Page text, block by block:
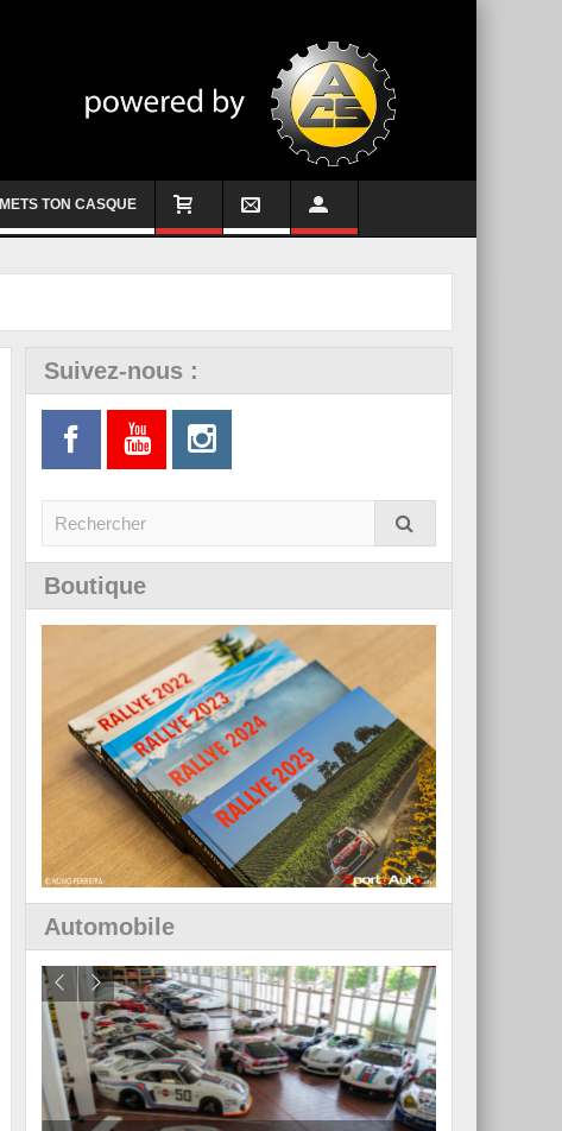
METS TON CASQUE
Suivez-nous :
Boutique
Automobile